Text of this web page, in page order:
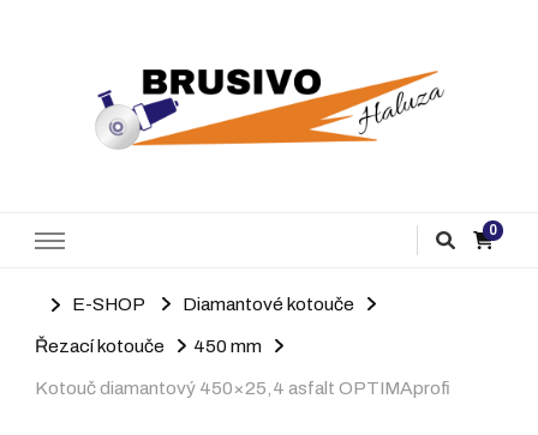
0
E-SHOP Diamantové kotouče
Řezací kotouče 450 mm
Kotouč diamantový 450×25,4 asfalt OPTIMAprofi